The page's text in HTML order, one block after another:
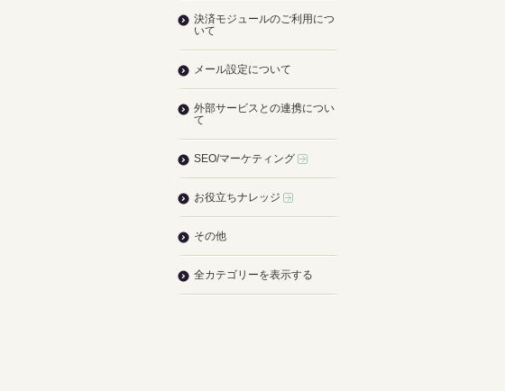
決済モジュールのご利用につ
いて
メール設定について
外部サービスとの連携につい
て
SEO/マーケティング
お役立ちナレッジ
その他
全カテゴリーを表示する